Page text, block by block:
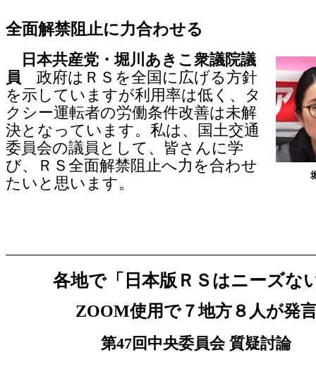
全面解禁阻止に力合わせる
日本共産党・堀川あきこ衆議院議
員 政府はＲＳを全国に広げる方針
を示していますが利用率は低く、タ
クシー運転者の労働条件改善は未解
決となっています。私は、国土交通
委員会の議員として、皆さんに学
び、ＲＳ全面解禁阻止へ力を合わせ
たいと思います。
各地で「日本版ＲＳはニーズな
ZOOM使用で７地方８人が発
第47回中央委員会 質疑討論